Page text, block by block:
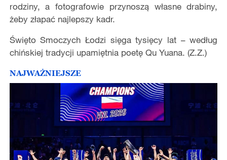
rodziny, a fotografowie przynoszą własne drabiny,
żeby złapać najlepszy kadr.
Święto Smoczych Łodzi sięga tysięcy lat – według
chińskiej tradycji upamiętnia poetę Qu Yuana. (Z.Z.)
NAJWAŻNIEJSZE